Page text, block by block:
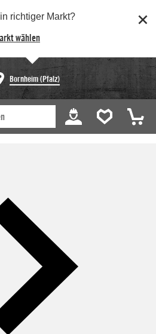
richtiger Markt?
wählen
Bornheim (Pfalz)